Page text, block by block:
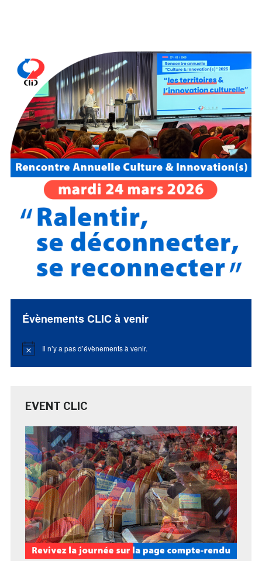
Évènements CLIC à venir
Notice Il n’y a pas d’évènements à venir.
EVENT CLIC